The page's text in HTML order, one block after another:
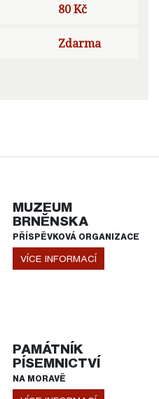
80 Kč
Zdarma
MUZEUM
BRNĚNSKA
PŘÍSPĚVKOVÁ ORGANIZACE
VÍCE INFORMACÍ
PAMÁTNÍK
PÍSEMNICTVÍ
NA MORAVĚ